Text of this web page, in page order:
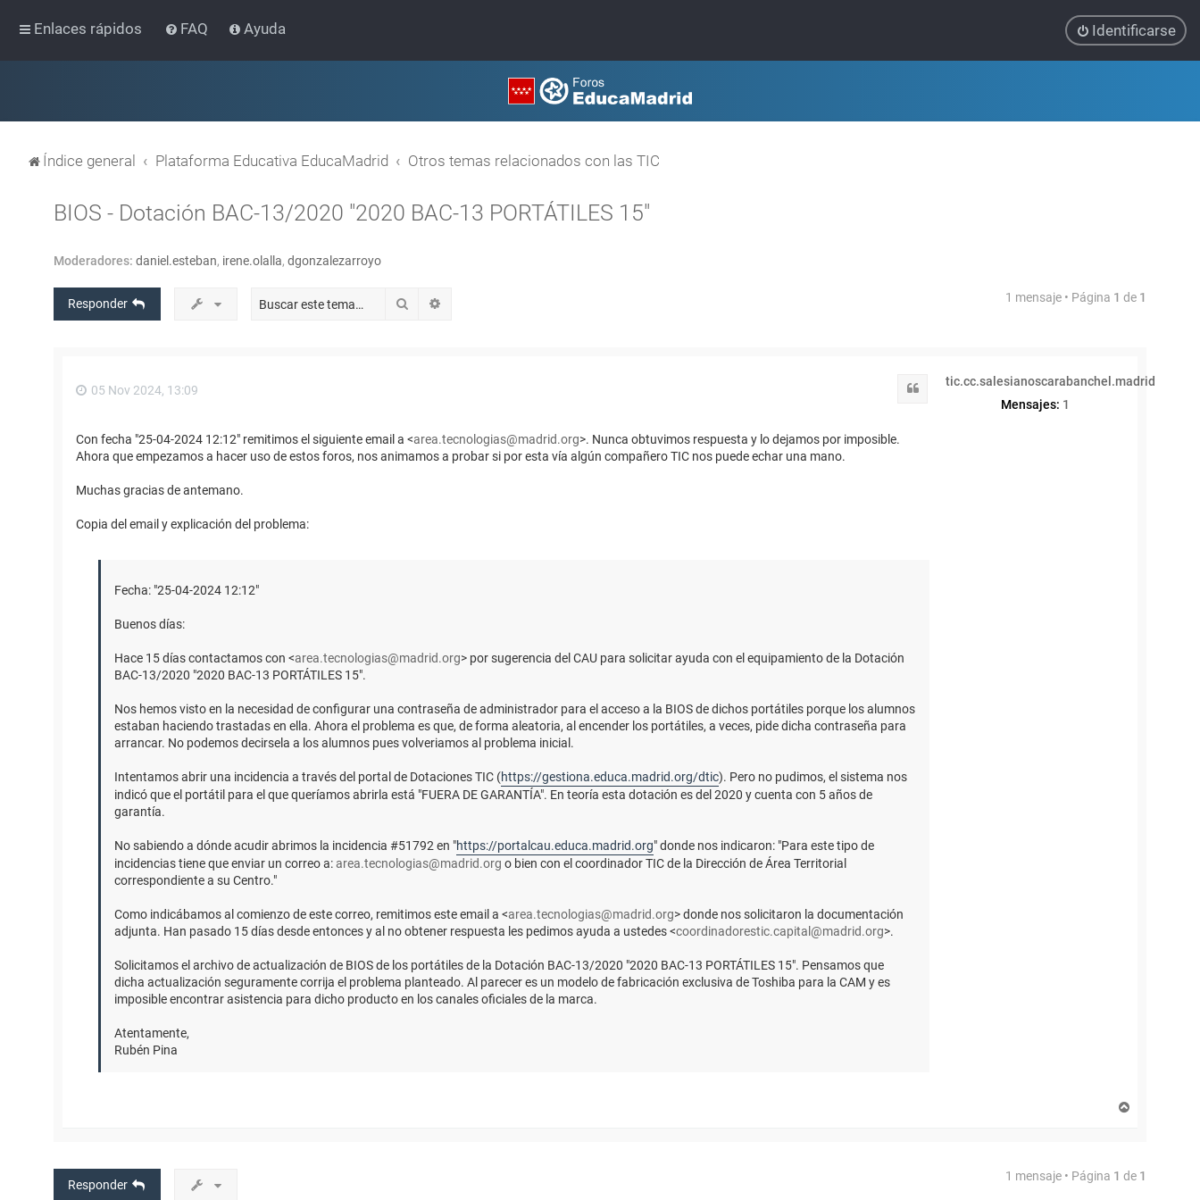
Enlaces rápidos FAQ Ayuda Identificarse
Índice general Plataforma Educativa EducaMadrid Otros temas relacionados con las TIC
BIOS - Dotación BAC-13/2020 "2020 BAC-13 PORTÁTILES 15"
Moderadores: daniel.esteban, irene.olalla, dgonzalezarroyo
Responder Buscar 1 mensaje • Página 1 de 1
tic.cc.salesianoscarabanchel.madrid
Mensajes: 1
05 Nov 2024, 13:09
Con fecha "25-04-2024 12:12" remitimos el siguiente email a <area.tecnologias@madrid.org>. Nunca obtuvimos respuesta y lo dejamos por imposible.
Ahora que empezamos a hacer uso de estos foros, nos animamos a probar si por esta vía algún compañero TIC nos puede echar una mano.
Muchas gracias de antemano.
Copia del email y explicación del problema:
Fecha: "25-04-2024 12:12"
Buenos días:
Hace 15 días contactamos con <area.tecnologias@madrid.org> por sugerencia del CAU para solicitar ayuda con el equipamiento de la Dotación
BAC-13/2020 "2020 BAC-13 PORTÁTILES 15".
Nos hemos visto en la necesidad de configurar una contraseña de administrador para el acceso a la BIOS de dichos portátiles porque los alumnos
estaban haciendo trastadas en ella. Ahora el problema es que, de forma aleatoria, al encender los portátiles, a veces, pide dicha contraseña para
arrancar. No podemos decirsela a los alumnos pues volveriamos al problema inicial.
Intentamos abrir una incidencia a través del portal de Dotaciones TIC (https://gestiona.educa.madrid.org/dtic). Pero no pudimos, el sistema nos
indicó que el portátil para el que queríamos abrirla está "FUERA DE GARANTÍA". En teoría esta dotación es del 2020 y cuenta con 5 años de
garantía.
No sabiendo a dónde acudir abrimos la incidencia #51792 en "https://portalcau.educa.madrid.org" donde nos indicaron: "Para este tipo de
incidencias tiene que enviar un correo a:area.tecnologias@madrid.org o bien con el coordinador TIC de la Dirección de Área Territorial
correspondiente a su Centro."
Como indicábamos al comienzo de este correo, remitimos este email a <area.tecnologias@madrid.org> donde nos solicitaron la documentación
adjunta. Han pasado 15 días desde entonces y al no obtener respuesta les pedimos ayuda a ustedes <coordinadorestic.capital@madrid.org>.
Solicitamos el archivo de actualización de BIOS de los portátiles de la Dotación BAC-13/2020 "2020 BAC-13 PORTÁTILES 15". Pensamos que
dicha actualización seguramente corrija el problema planteado. Al parecer es un modelo de fabricación exclusiva de Toshiba para la CAM y es
imposible encontrar asistencia para dicho producto en los canales oficiales de la marca.
Atentamente,
Rubén Pina
a
Responder
1 mensaje • Página 1 de 1